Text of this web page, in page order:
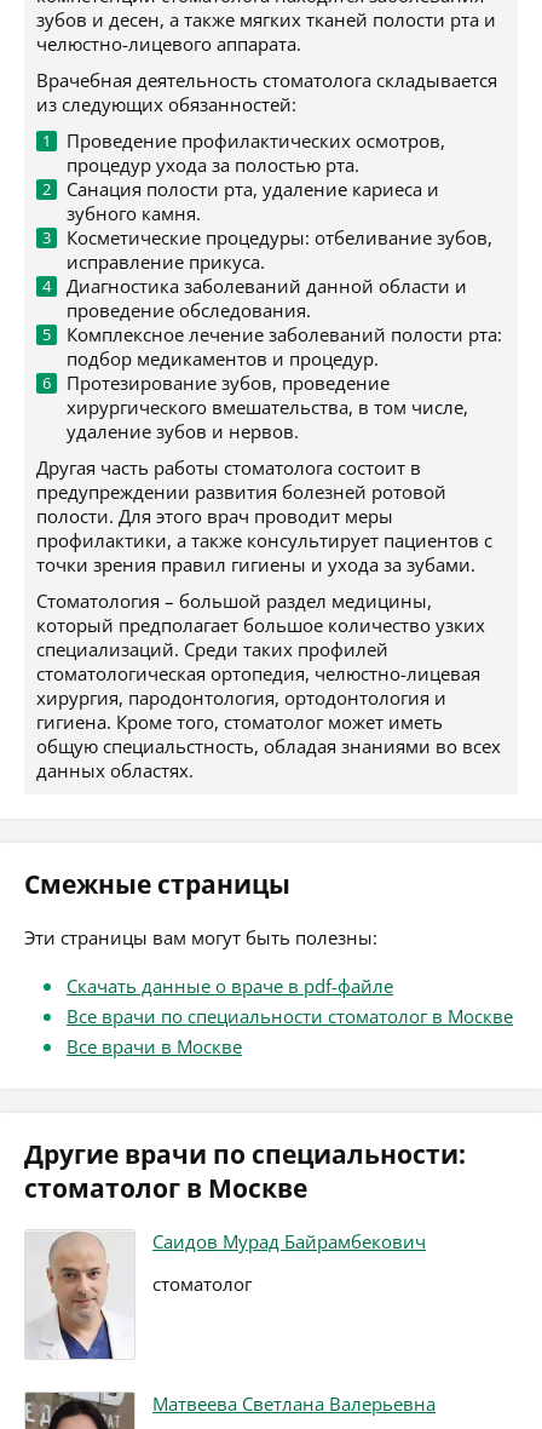
зубов и десен, а также мягких тканей полости рта и
челюстно-лицевого аппарата.
Врачебная деятельность стоматолога складывается
из следующих обязанностей:
Проведение профилактических осмотров,
процедур ухода за полостью рта.
Санация полости рта, удаление кариеса и
зубного камня.
Косметические процедуры: отбеливание зубов,
исправление прикуса.
Диагностика заболеваний данной области и
проведение обследования.
Комплексное лечение заболеваний полости рта:
подбор медикаментов и процедур.
Протезирование зубов, проведение
хирургического вмешательства, в том числе,
удаление зубов и нервов.
Другая часть работы стоматолога состоит в
предупреждении развития болезней ротовой
полости. Для этого врач проводит меры
профилактики, а также консультирует пациентов с
точки зрения правил гигиены и ухода за зубами.
Стоматология – большой раздел медицины,
который предполагает большое количество узких
специализаций. Среди таких профилей
стоматологическая ортопедия, челюстно-лицевая
хирургия, пародонтология, ортодонтология и
гигиена. Кроме того, стоматолог может иметь
общую специальстность, обладая знаниями во всех
данных областях.
Смежные страницы
Эти страницы вам могут быть полезны:
Скачать данные о враче в pdf-файле
Все врачи по специальности стоматолог в Москве
Все врачи в Москве
Другие врачи по специальности:
стоматолог в Москве
Саидов Мурад Байрамбекович
стоматолог
Матвеева Светлана Валерьевна